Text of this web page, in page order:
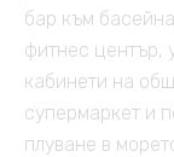
бар към
фитнес център,
кабинети на
супермаркет и
плуване в